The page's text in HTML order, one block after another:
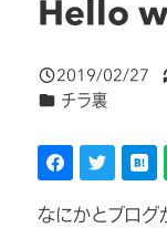
Hello
投稿日
2019/02/27
カテゴリー
チラ裏
なにかとブログ